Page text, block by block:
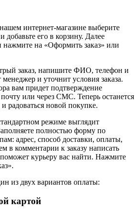
интернет-магазине выберите
добавьте его в корзину. Далее
нажмите на «Оформить заказ» или
заказ, напишите ФИО, телефон и
и уточнит условия заказа.
вам придет подтверждение
или через СМС. Теперь останется
радоваться новой покупке.
режиме выглядит
полностью форму по
адрес, способ доставки, оплаты,
в комментарии к заказу написать
курьеру вас найти. Нажмите
из двух вариантов оплаты:
картой